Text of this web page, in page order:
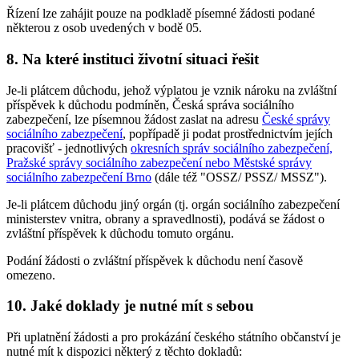
Řízení lze zahájit pouze na podkladě písemné žádosti podané
některou z osob uvedených v bodě 05.
8. Na které instituci životní situaci řešit
Je-li plátcem důchodu, jehož výplatou je vznik nároku na zvláštní
příspěvek k důchodu podmíněn, Česká správa sociálního
zabezpečení, lze písemnou žádost zaslat na adresu České správy
sociálního zabezpečení, popřípadě ji podat prostřednictvím jejích
pracovišť - jednotlivých okresních správ sociálního zabezpečení,
Pražské správy sociálního zabezpečení nebo Městské správy
sociálního zabezpečení Brno (dále též "OSSZ/ PSSZ/ MSSZ").
Je-li plátcem důchodu jiný orgán (tj. orgán sociálního zabezpečení
ministerstev vnitra, obrany a spravedlnosti), podává se žádost o
zvláštní příspěvek k důchodu tomuto orgánu.
Podání žádosti o zvláštní příspěvek k důchodu není časově
omezeno.
10. Jaké doklady je nutné mít s sebou
Při uplatnění žádosti a pro prokázání českého státního občanství je
nutné mít k dispozici některý z těchto dokladů: